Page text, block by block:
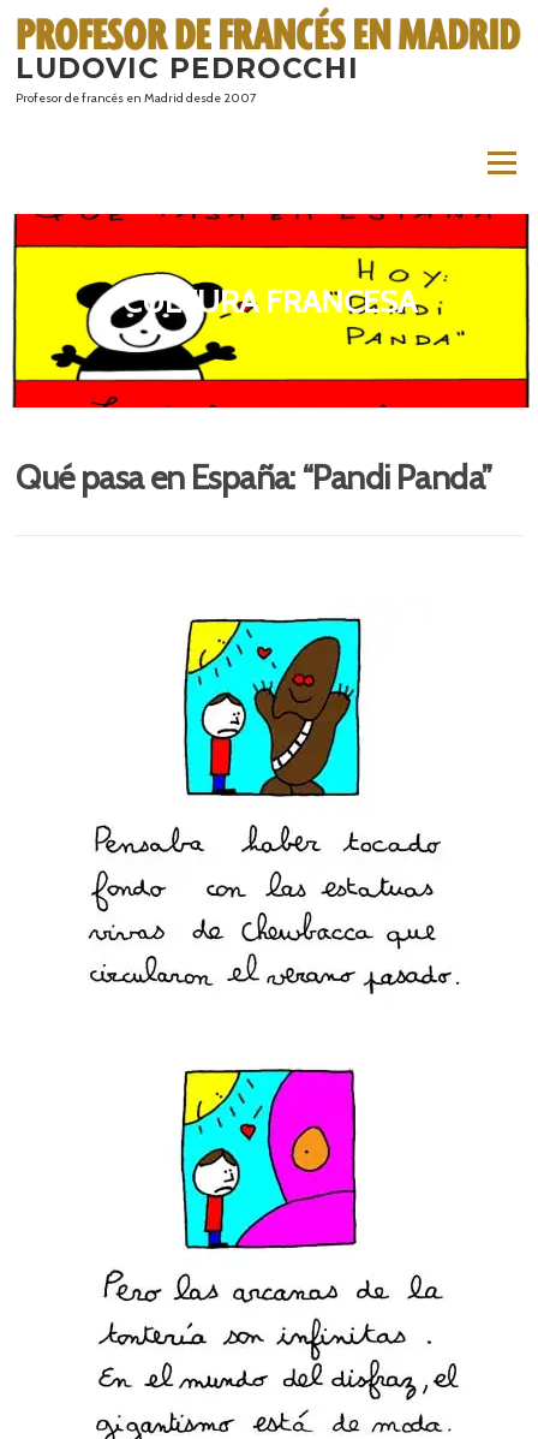
contenido
LUDOVIC PEDROCCHI
Profesor de francés en Madrid desde 2007
Menú
CULTURA FRANCESA
Qué pasa en España: “Pandi Panda”